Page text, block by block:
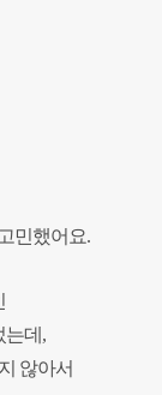
민했어요.
는데,
않아서